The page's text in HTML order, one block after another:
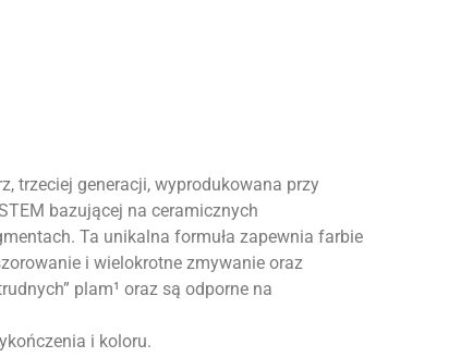
trzeciej generacji, wyprodukowana przy
bazującej na ceramicznych
Ta unikalna formuła zapewnia farbie
i wielokrotne zmywanie oraz
plam¹ oraz są odporne na
i koloru.